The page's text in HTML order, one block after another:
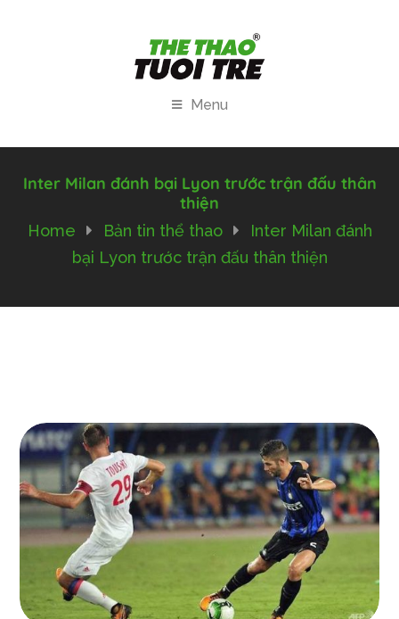
Menu
Inter Milan đánh bại Lyon trước trận đấu thân
thiện
Home Bản tin thể thao
Inter Milan đánh
bại Lyon trước trận đấu thân thiện